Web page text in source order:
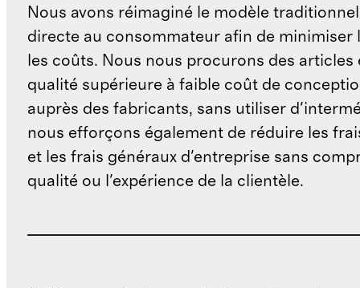
Nous avons réimaginé le modèle
directe au consommateur afin de minimiser
les coûts. Nous nous procurons des articles
qualité supérieure à faible coût de
auprès des fabricants, sans utiliser
nous efforçons également de réduire les
et les frais généraux d'entreprise sans
qualité ou l'expérience de la clientèle.